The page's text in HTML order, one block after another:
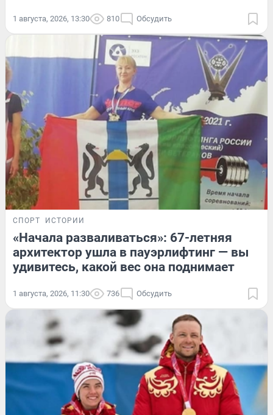
1 августа, 2026, 13:30 810 Обсудить
СПОРТ ИСТОРИИ
«Начала разваливаться»: 67-летняя
архитектор ушла в пауэрлифтинг — вы
удивитесь, какой вес она поднимает
1 августа, 2026, 11:30 736 Обсудить